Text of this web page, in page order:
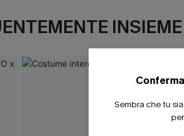
INSIEME
Sembra che tu